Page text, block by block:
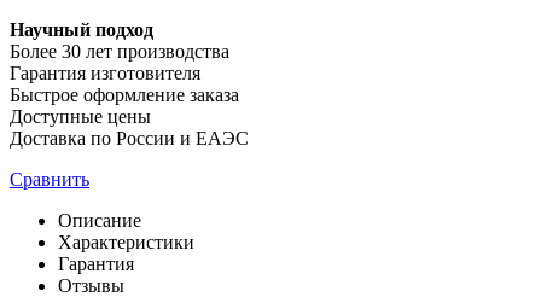
Научный подход
Более 30 лет производства
Гарантия изготовителя
Быстрое оформление заказа
Доступные цены
Доставка по России и ЕАЭС
Сравнить
Описание
Характеристики
Гарантия
Отзывы